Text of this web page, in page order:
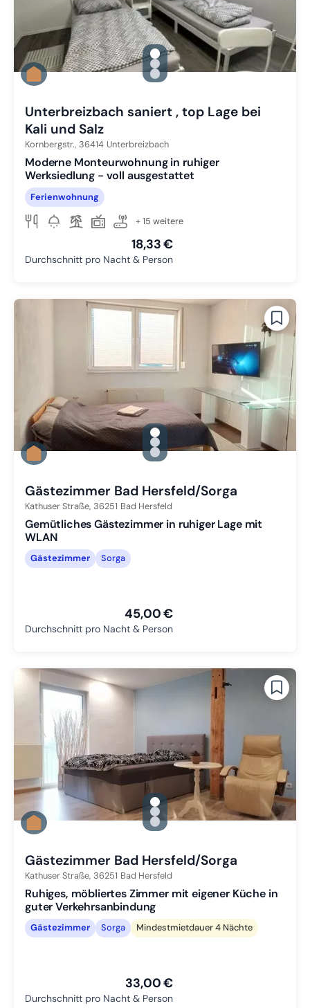
gallery.slide_selector
Zu Slide 1 wechseln
Zu Slide 2 wechseln
Zu Slide 3 wechseln
Unterbreizbach saniert , top Lage bei
Kali und Salz
Kornbergstr., 36414 Unterbreizbach
Moderne Monteurwohnung in ruhiger
Werksiedlung - voll ausgestattet
Ferienwohnung
+ 15 weitere
18,33 €
Durchschnitt pro Nacht & Person
gallery.slide_selector
Zu Slide 1 wechseln
Zu Slide 2 wechseln
Zu Slide 3 wechseln
Gästezimmer Bad Hersfeld/Sorga
Kathuser Straße, 36251 Bad Hersfeld
Gemütliches Gästezimmer in ruhiger Lage mit
WLAN
Gästezimmer Sorga
45,00 €
Durchschnitt pro Nacht & Person
gallery.slide_selector
Zu Slide 1 wechseln
Zu Slide 2 wechseln
Zu Slide 3 wechseln
Gästezimmer Bad Hersfeld/Sorga
Kathuser Straße, 36251 Bad Hersfeld
Ruhiges, möbliertes Zimmer mit eigener Küche in
guter Verkehrsanbindung
Gästezimmer Sorga Mindestmietdauer 4 Nächte
33,00 €
Durchschnitt pro Nacht & Person